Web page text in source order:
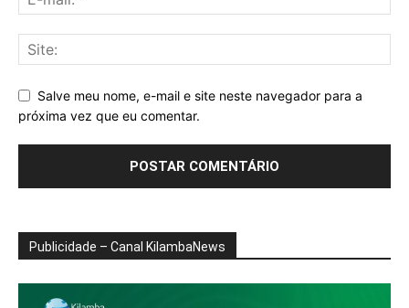
Salve meu nome, e-mail e site neste navegador para a
próxima vez que eu comentar.
Publicidade – Canal KilambaNews